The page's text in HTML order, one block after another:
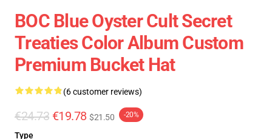
BOC Blue Oyster Cult Secret
Treaties Color Album Custom
Premium Bucket Hat
(6 customer reviews)
€24.73 €19.78 $21.50 -20%
Type